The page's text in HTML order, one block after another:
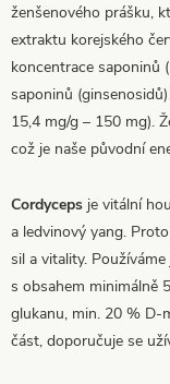
ženšenového prášku,
extraktu korejského
koncentrace saponinů
saponinů
15,4 mg/g – 150 mg).
což je naše původní
Cordyceps je vitální
a ledvinový yang.
sil a vitality.
s obsahem minimálně
glukanu, min. 20 % D-
část, doporučuje se